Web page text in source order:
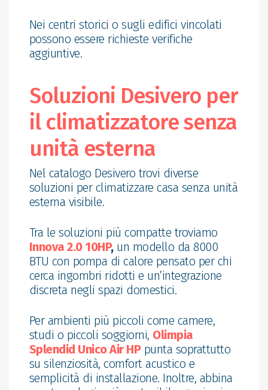
Nei centri storici o sugli edifici vincolati
possono essere richieste verifiche
aggiuntive.
Soluzioni Desivero per
il climatizzatore senza
unità esterna
Nel catalogo Desivero trovi diverse
soluzioni per climatizzare casa senza unità
esterna visibile.
Tra le soluzioni più compatte troviamo
Innova 2.0 10HP,un modello da 8000
BTU con pompa di calore pensato per chi
cerca ingombri ridotti e un’integrazione
discreta negli spazi domestici.
Per ambienti più piccoli come camere,
studi o piccoli soggiorni, Olimpia
Splendid Unico Air HPpunta soprattutto
su silenziosità, comfort acustico e
semplicità di installazione. Inoltre, abbina